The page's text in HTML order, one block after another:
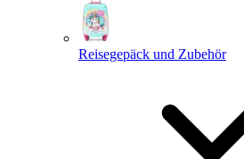
Reisegepäck und Zubehör